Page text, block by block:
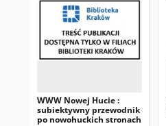
WWW Nowej Hucie :
subiektywny przewodnik
po nowohuckich stronach